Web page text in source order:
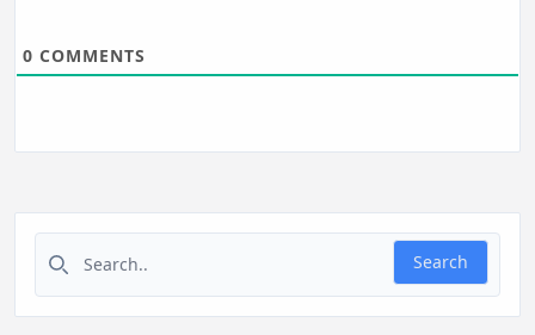
0 COMMENTS
Search for:
Search